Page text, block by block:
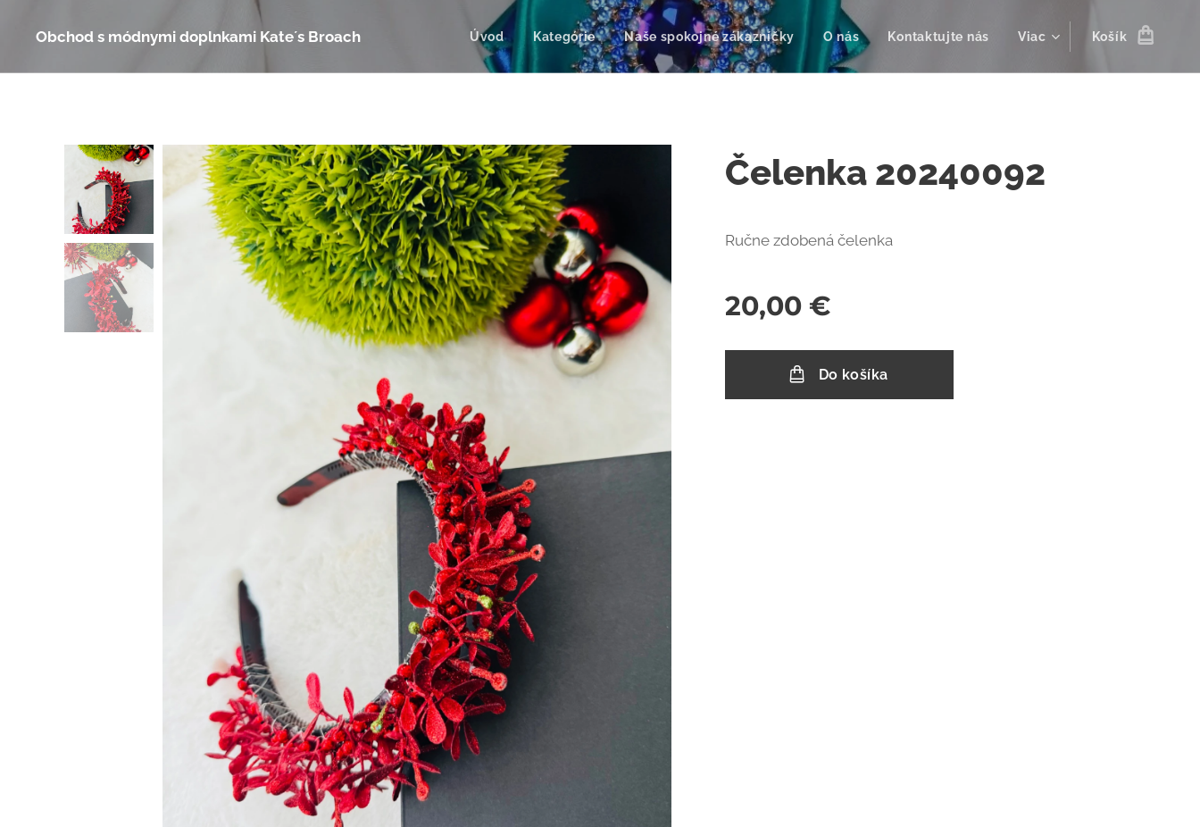
Obchod s módnymi doplnkami Kate´s Broach Úvod Kategórie Naše spokojné zákazníčky O nás Kontaktujte nás Viac Košík
Čelenka 20240092
Ručne zdobená čelenka
20,00 €
Do košíka